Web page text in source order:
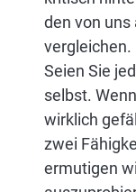
den von
vergleichen.
Seien Sie
selbst.
wirklich
zwei
ermutigen